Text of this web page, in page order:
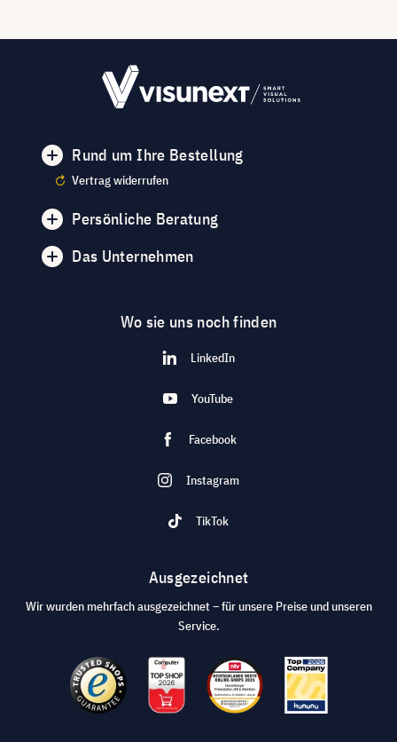
Rund um Ihre Bestellung
Vertrag widerrufen
Persönliche Beratung
Das Unternehmen
Wo sie uns noch finden
LinkedIn
YouTube
Facebook
Instagram
TikTok
Ausgezeichnet
Wir wurden mehrfach ausgezeichnet – für unsere Preise und unseren
Service.